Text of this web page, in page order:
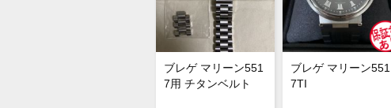
ブレゲ マリーン551
7用 チタンベルト
ブレゲ マリーン551
7TI